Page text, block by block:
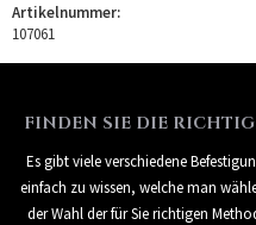
Artikelnummer:
107061
FINDEN SIE DIE
Es gibt viele verschiedene
einfach zu wissen, welche man
der Wahl der für Sie richtigen